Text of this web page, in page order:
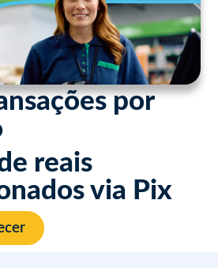
por
reais
via Pix